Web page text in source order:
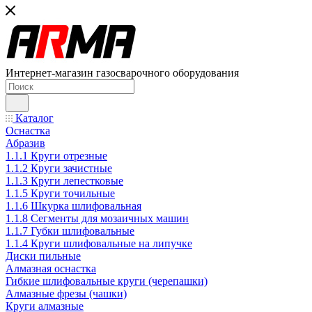
Интернет-магазин газосварочного оборудования
Каталог
Оснастка
Абразив
1.1.1 Круги отрезные
1.1.2 Круги зачистные
1.1.3 Круги лепестковые
1.1.5 Круги точильные
1.1.6 Шкурка шлифовальная
1.1.8 Сегменты для мозаичных машин
1.1.7 Губки шлифовальные
1.1.4 Круги шлифовальные на липучке
Диски пильные
Алмазная оснастка
Гибкие шлифовальные круги (черепашки)
Алмазные фрезы (чашки)
Круги алмазные